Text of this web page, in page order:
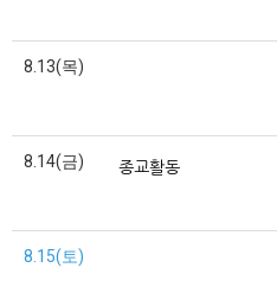
8.13(목)
8.14(금) 종교활동
8.15(토)